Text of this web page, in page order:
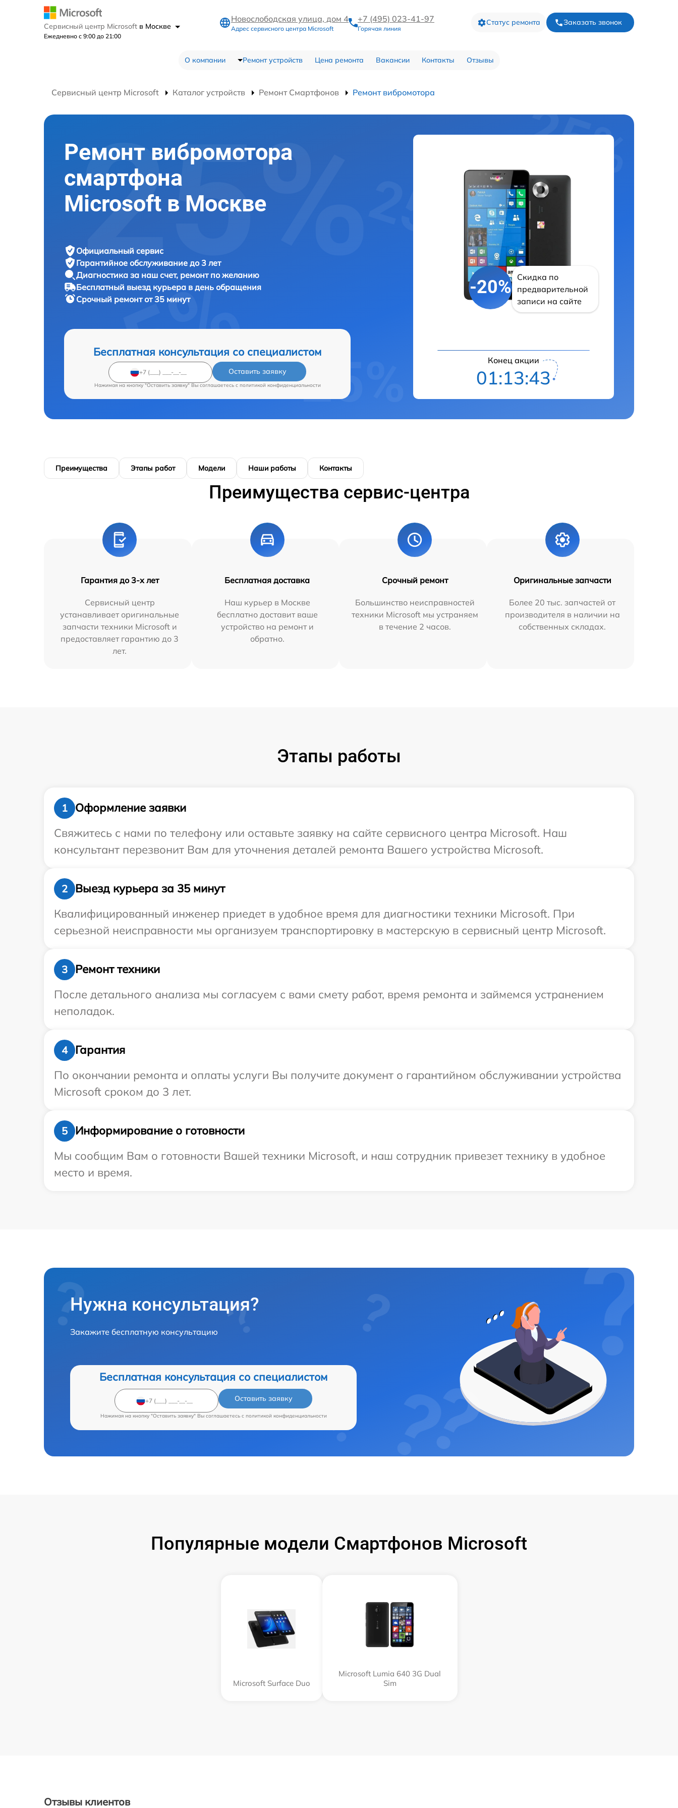
Сервисный центр Microsoft в Москве
Ежедневно с 9:00 до 21:00
Новослободская улица, дом 4
Адрес сервисного центра Microsoft
+7 (495) 023-41-97
Горячая линия
Статус ремонта Заказать звонок
О компании Ремонт устройств Цена ремонта Вакансии Контакты Отзывы
Сервисный центр Microsoft Каталог устройств Ремонт Смартфонов Ремонт вибромотора
Ремонт вибромотора
смартфона
Microsoft в Москве
Официальный сервис
Гарантийное обслуживание до 3 лет
Диагностика за наш счет, ремонт по желанию
Бесплатный выезд курьера в день обращения
Срочный ремонтот 35 минут
Бесплатная консультация со специалистом
Оставить заявку
Нажимая на кнопку "Оставить заявку" Вы соглашаетесь c политикой конфиденциальности
-20%
Скидка по
предварительной
записи на сайте
Конец акции
01:13:42
Преимущества Этапы работ Модели Наши работы Контакты
Преимущества сервис-центра
Гарантия до 3-х лет
Сервисный центр
устанавливает оригинальные
запчасти техники Microsoft и
предоставляет гарантию до 3
лет.
Бесплатная доставка
Наш курьер в Москве
бесплатно доставит ваше
устройство на ремонт и
обратно.
Срочный ремонт
Большинство неисправностей
техники Microsoft мы устраняем
в течение 2 часов.
Оригинальные запчасти
Более 20 тыс. запчастей от
производителя в наличии на
собственных складах.
Этапы работы
1
Оформление заявки
Свяжитесь с нами по телефону или оставьте заявку на сайте сервисного центра Microsoft. Наш
консультант перезвонит Вам для уточнения деталей ремонта Вашего устройства Microsoft.
2
Выезд курьера за 35 минут
Квалифицированный инженер приедет в удобное время для диагностики техники Microsoft. При
серьезной неисправности мы организуем транспортировку в мастерскую в сервисный центр Microsoft.
3
Ремонт техники
После детального анализа мы согласуем с вами смету работ, время ремонта и займемся устранением
неполадок.
4
Гарантия
По окончании ремонта и оплаты услуги Вы получите документ о гарантийном обслуживании устройства
Microsoft сроком до 3 лет.
5
Информирование о готовности
Мы сообщим Вам о готовности Вашей техники Microsoft, и наш сотрудник привезет технику в удобное
место и время.
Нужна консультация?
Закажите бесплатную консультацию
Бесплатная консультация со специалистом
Оставить заявку
Нажимая на кнопку "Оставить заявку" Вы соглашаетесь c политикой конфиденциальности
Популярные модели Смартфонов Microsoft
Microsoft Surface Duo
Microsoft Lumia 640 3G Dual
Sim
Отзывы клиентов